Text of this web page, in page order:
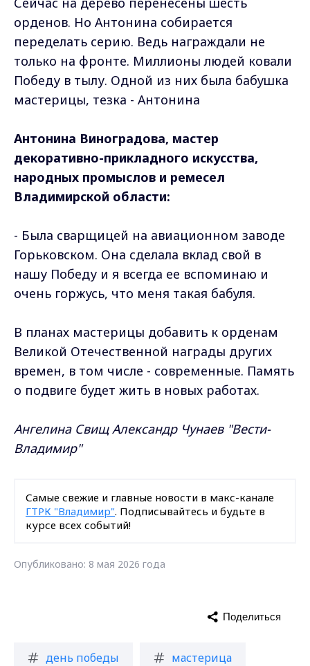
орденов. Но Антонина собирается
переделать серию. Ведь награждали не
только на фронте. Миллионы людей ковали
Победу в тылу. Одной из них была бабушка
мастерицы, тезка - Антонина
Антонина Виноградова, мастер
декоративно-прикладного искусства,
народных промыслов и ремесел
Владимирской области:
- Была сварщицей на авиационном заводе
Горьковском. Она сделала вклад свой в
нашу Победу и я всегда ее вспоминаю и
очень горжусь, что меня такая бабуля.
В планах мастерицы добавить к орденам
Великой Отечественной награды других
времен, в том числе - современные. Память
о подвиге будет жить в новых работах.
Ангелина Свищ Александр Чунаев "Вести-
Владимир"
Самые свежие и главные новости в макс-канале
ГТРК "Владимир". Подписывайтесь и будьте в
курсе всех событий!
Опубликовано: 8 мая 2026 года
день победы мастерица
Поделиться